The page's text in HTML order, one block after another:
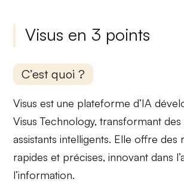
Visus en 3 points
C’est quoi ?
Visus est une plateforme d’IA
Visus Technology,transformant
assistants intelligents. Elle offre des
rapides et précises, innovant dans
l’information.